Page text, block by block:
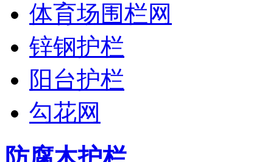
体育场围栏网
锌钢护栏
阳台护栏
勾花网